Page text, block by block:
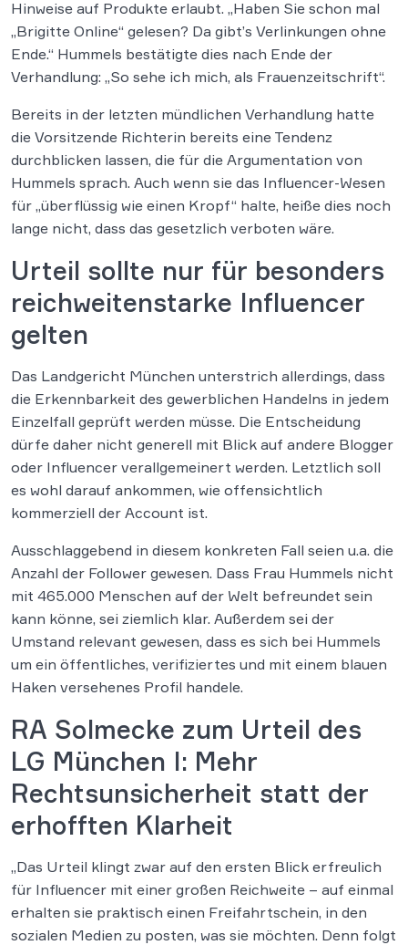
Hinweise auf Produkte erlaubt. „Haben Sie schon mal
„Brigitte Online“ gelesen? Da gibt’s Verlinkungen ohne
Ende.“ Hummels bestätigte dies nach Ende der
Verhandlung: „So sehe ich mich, als Frauenzeitschrift“.
Bereits in der letzten mündlichen Verhandlung hatte
die Vorsitzende Richterin bereits eine Tendenz
durchblicken lassen, die für die Argumentation von
Hummels sprach. Auch wenn sie das Influencer-Wesen
für „überflüssig wie einen Kropf“ halte, heiße dies noch
lange nicht, dass das gesetzlich verboten wäre.
Urteil sollte nur für besonders
reichweitenstarke Influencer
gelten
Das Landgericht München unterstrich allerdings, dass
die Erkennbarkeit des gewerblichen Handelns in jedem
Einzelfall geprüft werden müsse. Die Entscheidung
dürfe daher nicht generell mit Blick auf andere Blogger
oder Influencer verallgemeinert werden. Letztlich soll
es wohl darauf ankommen, wie offensichtlich
kommerziell der Account ist.
Ausschlaggebend in diesem konkreten Fall seien u.a. die
Anzahl der Follower gewesen. Dass Frau Hummels nicht
mit 465.000 Menschen auf der Welt befreundet sein
kann könne, sei ziemlich klar. Außerdem sei der
Umstand relevant gewesen, dass es sich bei Hummels
um ein öffentliches, verifiziertes und mit einem blauen
Haken versehenes Profil handele.
RA Solmecke zum Urteil des
LG München I: Mehr
Rechtsunsicherheit statt der
erhofften Klarheit
„Das Urteil klingt zwar auf den ersten Blick erfreulich
für Influencer mit einer großen Reichweite – auf einmal
erhalten sie praktisch einen Freifahrtschein, in den
sozialen Medien zu posten, was sie möchten. Denn folgt